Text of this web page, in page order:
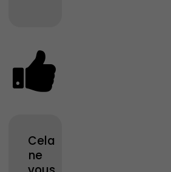
Cela
ne